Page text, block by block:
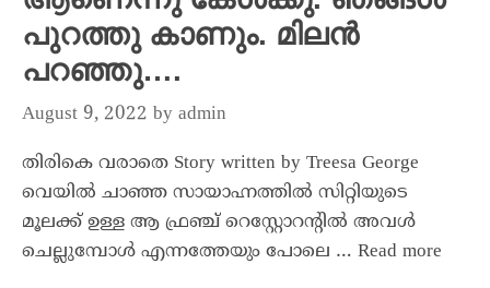
പുറത്തു കാണും. മിലൻ
പറഞ്ഞു….
August 9, 2022 by admin
തിരികെ വരാതെ Story written by Treesa George
വെയിൽ ചാഞ്ഞ സായാഹ്നത്തിൽ സിറ്റിയുടെ
മൂലക്ക് ഉള്ള ആ ഫ്രഞ്ച് റെസ്റ്റോറന്റിൽ അവൾ
ചെല്ലുമ്പോൾ എന്നത്തേയും പോലെ … Read more